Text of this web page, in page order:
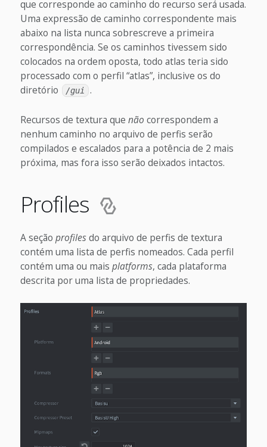
que corresponde ao caminho do recurso será usada.
Uma expressão de caminho correspondente mais
abaixo na lista nunca sobrescreve a primeira
correspondência. Se os caminhos tivessem sido
colocados na ordem oposta, todo atlas teria sido
processado com o perfil “atlas”, inclusive os do
diretório
/gui .
Recursos de textura que não correspondem a
nenhum caminho no arquivo de perfis serão
compilados e escalados para a potência de 2 mais
próxima, mas fora isso serão deixados intactos.
Profiles
A seção profilesdo arquivo de perfis de textura
contém uma lista de perfis nomeados. Cada perfil
contém uma ou mais platforms, cada plataforma
descrita por uma lista de propriedades.